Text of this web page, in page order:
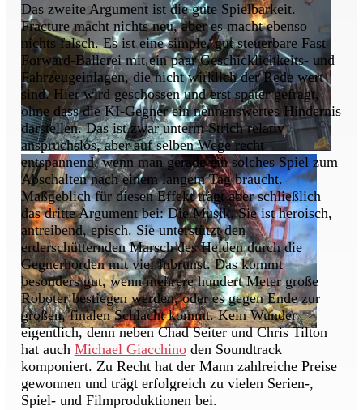
Das zweite Argument ist die gute Spielbarkeit.
Fracture macht nichts neu, aber es macht ebenso
nichts falsch. Es ist eine simple, gut steuerbare Fast
Forward-Ballerei mit ein paar Geschicklichkeits- und
Fahrzeugeinlagen, die nicht wirklich der Rede wert
sind. Hier wird geschossen und erst später gefragt,
ohne dass die KI-Gegner ein nennenswertes Hindernis
darstellen. Das ist zwar unterm Strich relativ
anspruchslos, aber auf selben Wege recht
entspannend, wenn man gerade ein solches Spiel zum
Abschalten nach einem langem Tag braucht.
Maßgeblich für diesen Effekt trägt aber schließlich
das dritte Argument bei: Die Musik. Sie ist heroisch,
antreibend, episch. Sie unterstützt den
erderschütternden Marsch des Helden durch die
Gegnerhorden mit viel Inbrunst. Das kommt
besonders gut, wenn mehrere hundert Meter große
Roboter bestiegen werden, oder es gegen Ende zur
großen, finalen Schlacht kommt. Kein Wunder
eigentlich, denn neben Chad Seiter und Chris Tilton
hat auch Michael Giacchinoden Soundtrack
komponiert. Zu Recht hat der Mann zahlreiche Preise
gewonnen und trägt erfolgreich zu vielen Serien-,
Spiel- und Filmproduktionen bei.